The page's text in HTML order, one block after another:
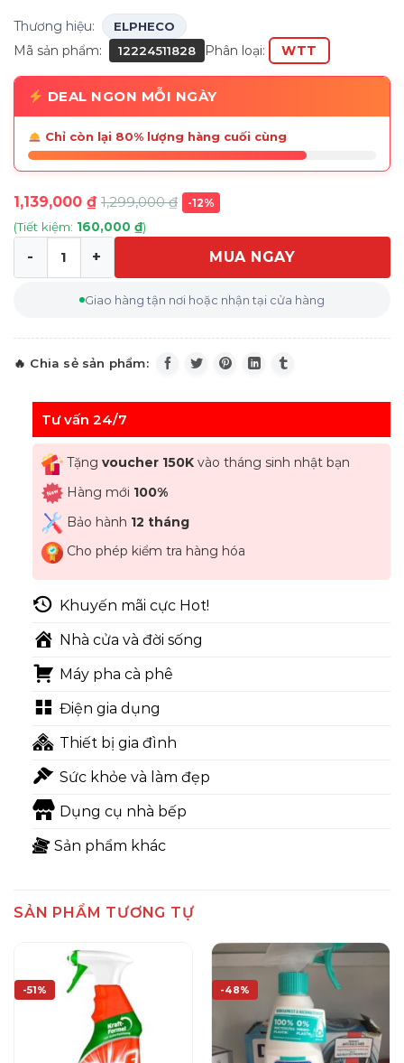
Thương hiệu: ELPHECO
Mã sản phẩm: 12224511828 Phân loại: WTT
DEAL NGON MỖI NGÀY
Chỉ còn lại 80% lượng hàng cuối cùng
1,139,000 ₫ 1,299,000₫ -12%
(Tiết kiệm: 160,000 ₫)
Thùng rác cảm biến ELPHECO ELPH9809- 9L màu
MUA NGAY
Giao hàng tận nơi hoặc nhận tại cửa hàng
Tư vấn 24/7
Tặng voucher 150Kvào tháng sinh nhật bạn
Hàng mới 100%
Bảo hành 12 tháng
Cho phép kiểm tra hàng hóa
Khuyến mãi cực Hot!
Nhà cửa và đời sống
Máy pha cà phê
Điện gia dụng
Thiết bị gia đình
Sức khỏe và làm đẹp
Dụng cụ nhà bếp
Sản phẩm khác
SẢN PHẨM TƯƠNG TỰ
-51% -48%